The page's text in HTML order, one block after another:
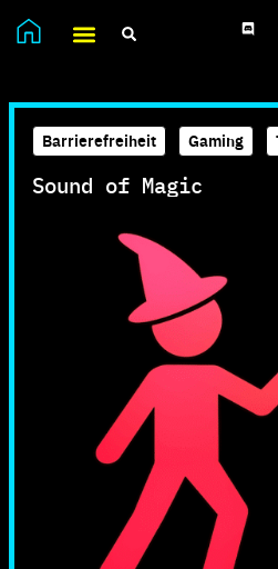
Barrierefreiheit Gaming
Sound of Magic